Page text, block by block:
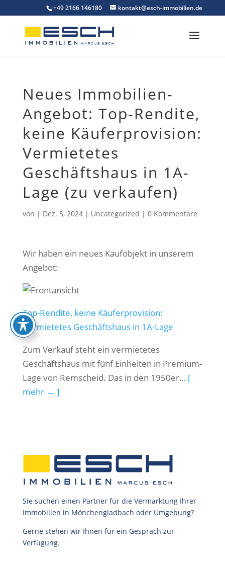
to
content
+49 2166 146180 kontakt@esch-immobilien.de
Neues Immobilien-
Angebot: Top-Rendite,
keine Käuferprovision:
Vermietetes
Geschäftshaus in 1A-
Lage (zu verkaufen)
von | Dez. 5, 2024| Uncategorized | 0 Kommentare
Wir haben ein neues Kaufobjekt in unserem
Angebot:
Top-Rendite, keine Käuferprovision:
Vermietetes Geschäftshaus in 1A-Lage
Zum Verkauf steht ein vermietetes
Geschäftshaus mit fünf Einheiten in Premium-
Lage von Remscheid. Das in den 1950er… [
mehr → ]
Sie suchen einen Partner für die Vermarktung Ihrer
Immobilien in Mönchengladbach oder Umgebung?
Gerne stehen wir Ihnen für ein Gespräch zur
Verfügung.